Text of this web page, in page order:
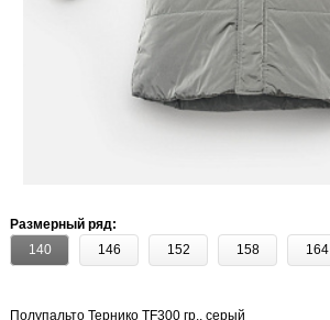
Размерный ряд:
140
146 152 158 164
Полупальто Тернико TF300 гр., серый